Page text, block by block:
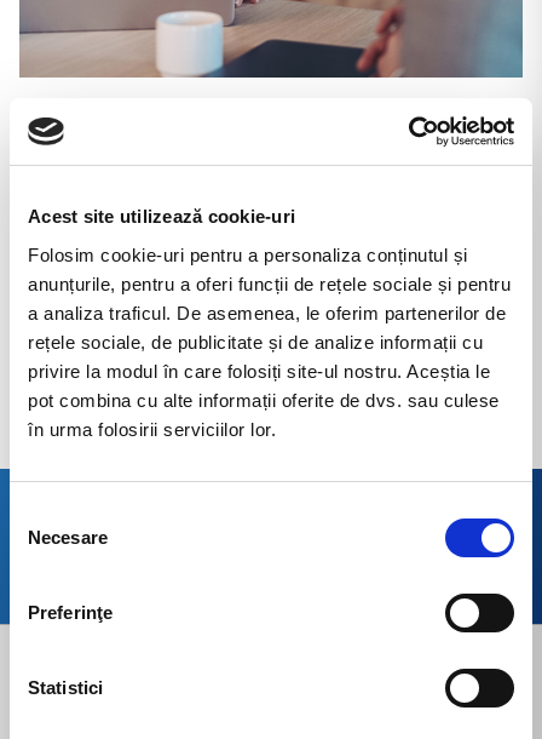
Acest site utilizează cookie-uri
Folosim cookie-uri pentru a personaliza conținutul și
anunțurile, pentru a oferi funcții de rețele sociale și pentru
a analiza traficul. De asemenea, le oferim partenerilor de
rețele sociale, de publicitate și de analize informații cu
privire la modul în care folosiți site-ul nostru. Aceștia le
pot combina cu alte informații oferite de dvs. sau culese
în urma folosirii serviciilor lor.
consimțământului
Necesare
Preferinţe
Statistici
What is it like to work at ButanGas
Romania?
Apply today for one of our free positions and
reach your maximum potential.
For more information, send your request to
this address:resurse.umane@butangas.ro
Follow ButanGas on